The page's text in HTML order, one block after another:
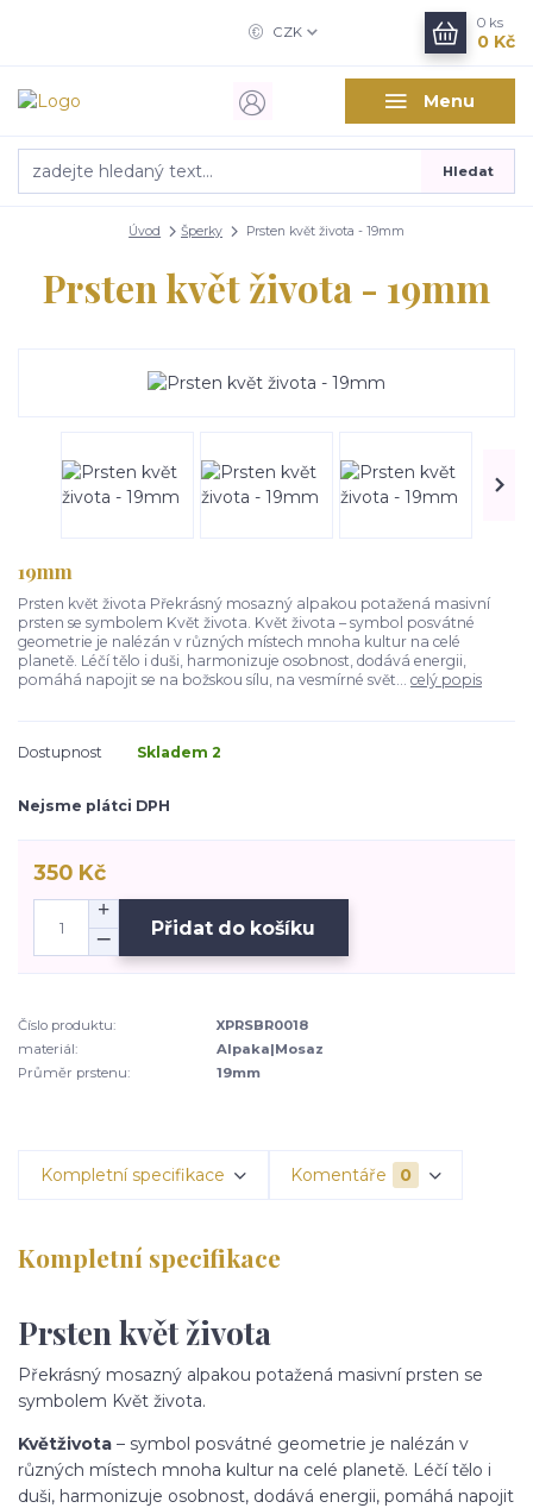
Menu
CZK
Hledat
0 ks
0 Kč
Úvod Šperky Prsten květ života - 19mm
Prsten květ života - 19mm
19mm
Prsten květ života Překrásný mosazný alpakou potažená masivní
prsten se symbolem Květ života. Květ života – symbol posvátné
geometrie je nalézán v různých místech mnoha kultur na celé
planetě. Léčí tělo i duši, harmonizuje osobnost, dodává energii,
pomáhá napojit se na božskou sílu, na vesmírné svět... celý popis
Dostupnost Skladem 2
Nejsme plátci DPH
350 Kč
Přidat do košíku
Číslo produktu:
XPRSBR0018
materiál:
Alpaka|Mosaz
Průměr prstenu:
19mm
Kompletní specifikace Komentáře 0
Kompletní specifikace
Prsten květ života
Překrásný mosazný alpakou potažená masivní prsten se
symbolem Květ života.
Květživota – symbol posvátné geometrie je nalézán v
různých místech mnoha kultur na celé planetě. Léčí tělo i
duši, harmonizuje osobnost, dodává energii, pomáhá napojit